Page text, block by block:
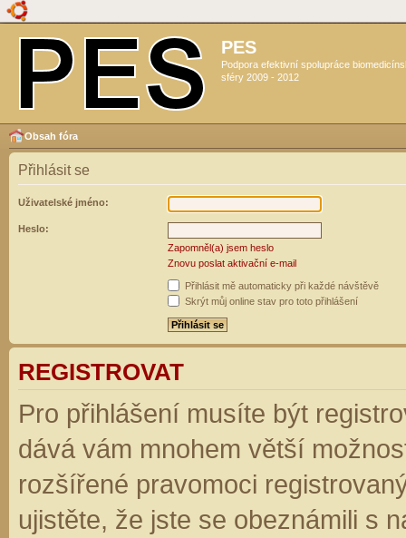
PES
Podpora efektivní spolupráce
sféry 2009 - 2012
Obsah fóra
Přihlásit se
Uživatelské jméno:
Heslo:
Zapomněl(a) jsem heslo
Znovu poslat aktivační e-mail
Přihlásit mě automaticky při každé návštěvě
Skrýt můj online stav pro toto přihlášení
REGISTROVAT
Pro přihlášení musíte být
dává vám mnohem větší
rozšířené pravomoci
ujistěte, že jste se obeznámili s